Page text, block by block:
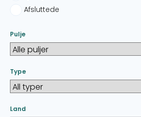
Afsluttede
Pulje
Type
Land